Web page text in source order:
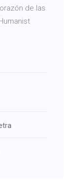
de las